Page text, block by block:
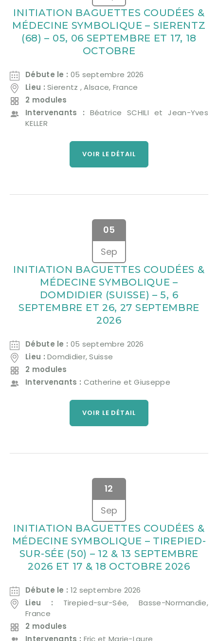
INITIATION BAGUETTES COUDÉES &
MÉDECINE SYMBOLIQUE – SIERENTZ
(68) – 05, 06 SEPTEMBRE ET 17, 18
OCTOBRE
Débute le : 05 septembre 2026
Lieu :Sierentz , Alsace, France
2 modules
Intervenants : Béatrice SCHILI et Jean-Yves
KELLER
VOIR LE DÉTAIL
05
Sep
INITIATION BAGUETTES COUDÉES &
MÉDECINE SYMBOLIQUE –
DOMDIDIER (SUISSE) – 5, 6
SEPTEMBRE ET 26, 27 SEPTEMBRE
2026
Débute le : 05 septembre 2026
Lieu :Domdidier, Suisse
2 modules
Intervenants : Catherine et Giuseppe
VOIR LE DÉTAIL
12
Sep
INITIATION BAGUETTES COUDÉES &
MÉDECINE SYMBOLIQUE – TIREPIED-
SUR-SÉE (50) – 12 & 13 SEPTEMBRE
2026 ET 17 & 18 OCTOBRE 2026
Débute le : 12 septembre 2026
Lieu : Tirepied-sur-Sée, Basse-Normandie,
France
2 modules
Intervenants : Eric et Marie-Laure